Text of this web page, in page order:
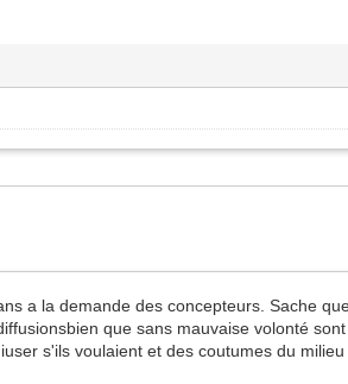
a la demande des concepteurs. Sache
que sans mauvaise volonté
s'ils voulaient et des coutumes du